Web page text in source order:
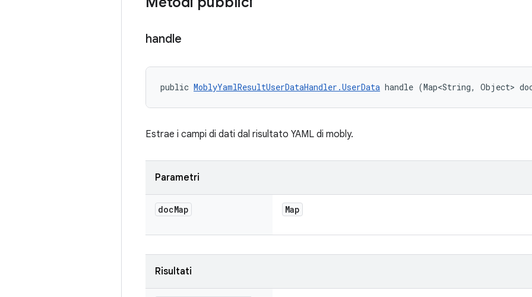
handle
public MoblyYamlResultUserDataHandler.UserData handle (Map<String, Object>
Estrae i campi di dati dal risultato YAML di mobly.
Parametri
docMap Map
Risultati